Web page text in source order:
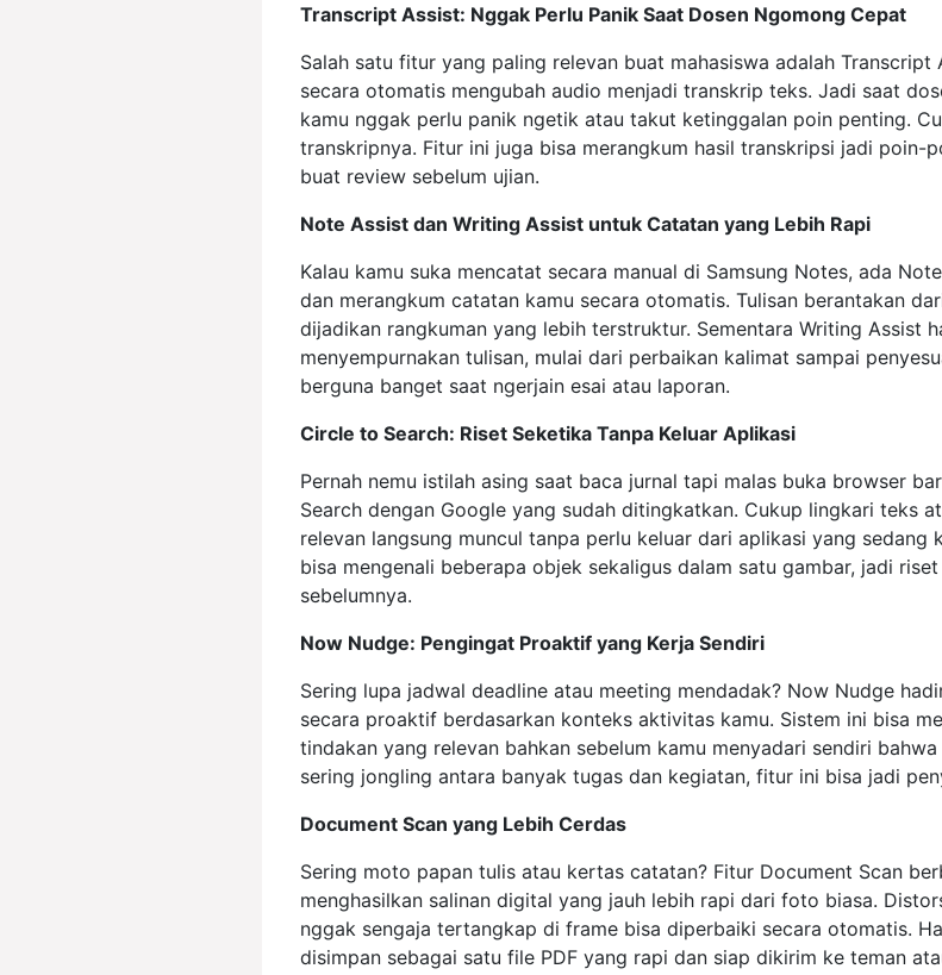
Transcript Assist: Nggak Perlu Panik Saat Dosen Ngomong Cepat
Salah satu fitur yang paling relevan buat mahasiswa adalah Transcript
secara otomatis mengubah audio menjadi transkrip teks. Jadi saat
kamu nggak perlu panik ngetik atau takut ketinggalan poin penting.
transkripnya. Fitur ini juga bisa merangkum hasil transkripsi jadi poin-
buat review sebelum ujian.
Note Assist dan Writing Assist untuk Catatan yang Lebih Rapi
Kalau kamu suka mencatat secara manual di Samsung Notes, ada
dan merangkum catatan kamu secara otomatis. Tulisan berantakan
dijadikan rangkuman yang lebih terstruktur. Sementara Writing Assist
menyempurnakan tulisan, mulai dari perbaikan kalimat sampai
berguna banget saat ngerjain esai atau laporan.
Circle to Search: Riset Seketika Tanpa Keluar Aplikasi
Pernah nemu istilah asing saat baca jurnal tapi malas buka browser
Search dengan Google yang sudah ditingkatkan. Cukup lingkari teks
relevan langsung muncul tanpa perlu keluar dari aplikasi yang sedang
bisa mengenali beberapa objek sekaligus dalam satu gambar, jadi
sebelumnya.
Now Nudge: Pengingat Proaktif yang Kerja Sendiri
Sering lupa jadwal deadline atau meeting mendadak? Now Nudge
secara proaktif berdasarkan konteks aktivitas kamu. Sistem ini bisa
tindakan yang relevan bahkan sebelum kamu menyadari sendiri
sering jongling antara banyak tugas dan kegiatan, fitur ini bisa jadi
Document Scan yang Lebih Cerdas
Sering moto papan tulis atau kertas catatan? Fitur Document Scan
menghasilkan salinan digital yang jauh lebih rapi dari foto biasa.
nggak sengaja tertangkap di frame bisa diperbaiki secara otomatis.
disimpan sebagai satu file PDF yang rapi dan siap dikirim ke teman